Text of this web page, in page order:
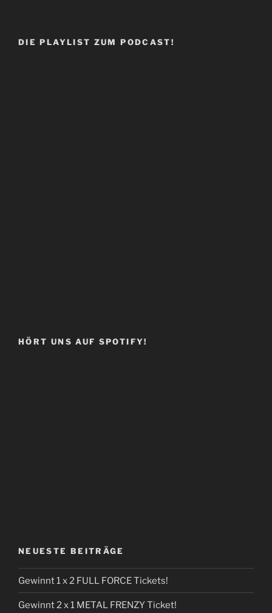
DIE PLAYLIST ZUM PODCAST!
HÖRT UNS AUF SPOTIFY!
NEUESTE BEITRÄGE
Gewinnt 1 x 2 FULL FORCE Tickets!
Gewinnt 2 x 1 METAL FRENZY Ticket!